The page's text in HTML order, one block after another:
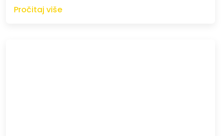
Pročitaj više